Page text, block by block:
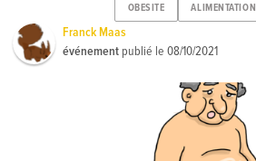
OBESITE ALIMENTATION
Franck Maas
événement publié le08/10/2021